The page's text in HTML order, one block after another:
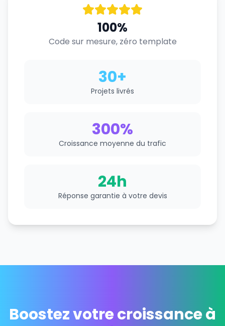
100%
Code sur mesure, zéro template
30+
Projets livrés
300%
Croissance moyenne du trafic
24h
Réponse garantie à votre devis
Boostez votre croissance à